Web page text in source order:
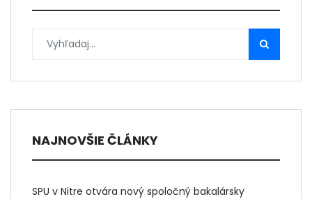
NAJNOVŠIE ČLÁNKY
SPU v Nitre otvára nový spoločný bakalársky